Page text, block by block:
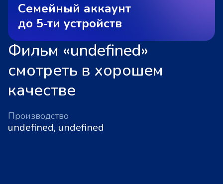
Семейный аккаунт
до 5‑ти устройств
Фильм «undefined»
смотреть в хорошем
качестве
Производство
undefined, undefined